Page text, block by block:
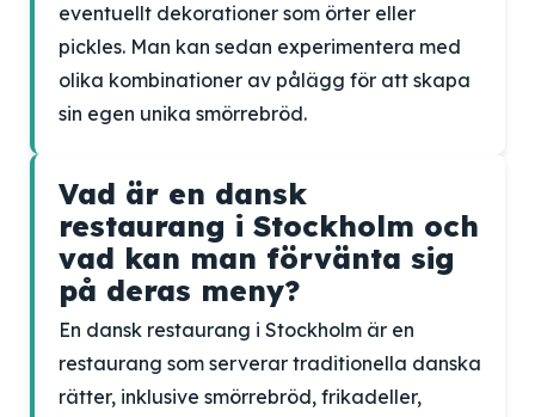
eventuellt dekorationer som örter eller
pickles. Man kan sedan experimentera med
olika kombinationer av pålägg för att skapa
sin egen unika smörrebröd.
Vad är en dansk
restaurang i Stockholm och
vad kan man förvänta sig
på deras meny?
En dansk restaurang i Stockholm är en
restaurang som serverar traditionella danska
rätter, inklusive smörrebröd, frikadeller,